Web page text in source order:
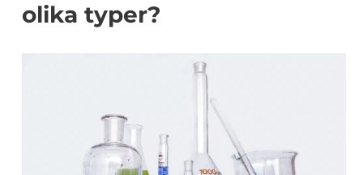
olika typer?